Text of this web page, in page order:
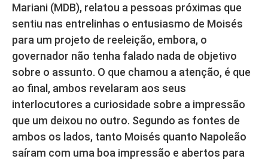
Mariani (MDB), relatou a pessoas próximas que
sentiu nas entrelinhas o entusiasmo de Moisés
para um projeto de reeleição, embora, o
governador não tenha falado nada de objetivo
sobre o assunto. O que chamou a atenção, é que
ao final, ambos revelaram aos seus
interlocutores a curiosidade sobre a impressão
que um deixou no outro. Segundo as fontes de
ambos os lados, tanto Moisés quanto Napoleão
saíram com uma boa impressão e abertos para